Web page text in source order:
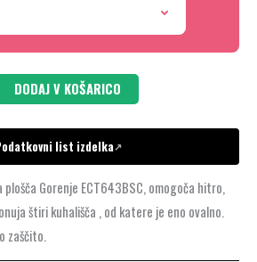
DODAJ V KOŠARICO
list izdelka↗
Gorenje ECT643BSC, omogoča hitro,
štiri kuhališča , od katere je eno ovalno.
zaščito.